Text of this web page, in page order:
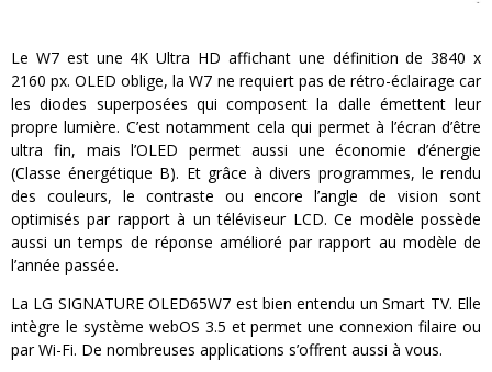
Le W7 est une 4K Ultra HD affichant une définition de 3840 x
2160 px. OLED oblige, la W7 ne requiert pas de rétro-éclairage car
les diodes superposées qui composent la dalle émettent leur
propre lumière. C’est notamment cela qui permet à l’écran d’être
ultra fin, mais l’OLED permet aussi une économie d’énergie
(Classe énergétique B). Et grâce à divers programmes, le rendu
des couleurs, le contraste ou encore l’angle de vision sont
optimisés par rapport à un téléviseur LCD. Ce modèle possède
aussi un temps de réponse amélioré par rapport au modèle de
l’année passée.
La LG SIGNATURE OLED65W7 est bien entendu un Smart TV. Elle
intègre le système webOS 3.5 et permet une connexion filaire ou
par Wi-Fi. De nombreuses applications s’offrent aussi à vous.